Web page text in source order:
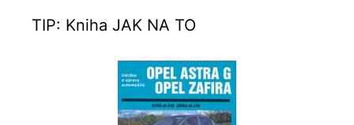
TIP: Kniha JAK NA TO